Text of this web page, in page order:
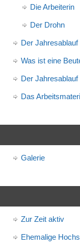
Die Arbeiterin
Der Drohn
Der
Was ist eine
Der
Das
Galerie
Zur Zeit aktiv
Ehemalige